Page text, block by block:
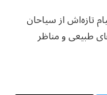
تازه‌اش از سیاحان
طبیعی و مناظر